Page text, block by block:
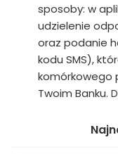
sposoby: w
udzielenie
oraz podanie
kodu SMS),
komórkowego
Twoim Banku.